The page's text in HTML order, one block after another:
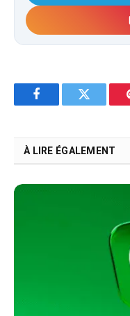
FacebookTwitter
À LIRE ÉGALEMENT